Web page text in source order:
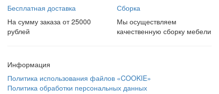
Бесплатная доставка
На сумму заказа от 25000
рублей
Сборка
Мы осуществляем
качественную сборку мебели
Информация
Политика использования файлов «COOKIE»
Политика обработки персональных данных